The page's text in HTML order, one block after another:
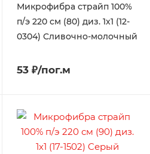
Микрофибра страйп 100%
п/э 220 см (80) диз. 1х1 (12-
0304) Сливочно-молочный
53 ₽/пог.м